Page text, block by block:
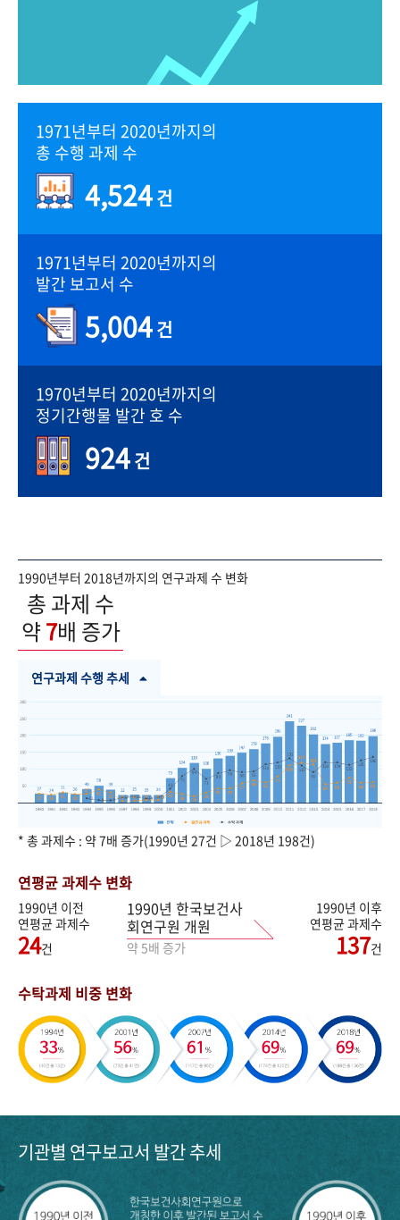
1971년부터 2020년까지의
총 수행 과제 수
4,524건
1971년부터 2020년까지의
발간 보고서 수
5,004건
1970년부터 2020년까지의
정기간행물 발간 호 수
924건
1990년부터 2018년까지의 연구과제 수 변화
총 과제 수
약7배 증가
연구과제 수행 추세
* 총 과제수 : 약 7배 증가(1990년 27건 ▷ 2018년 198건)
연평균 과제수 변화
1990년 이전
연평균 과제수
24건
1990년 한국보건사
회연구원 개원
약 5배 증가
1990년 이후
연평균 과제수
137건
수탁과제 비중 변화
기관별 연구보고서 발간 추세